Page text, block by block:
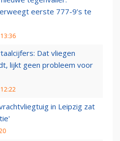
eerste 777-9’s te
Dat vliegen
lijkt geen probleem voor
in Leipzig zat